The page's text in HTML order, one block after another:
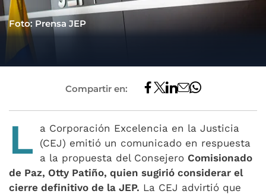
Foto: Prensa JEP
Compartir en:
L
a Corporación Excelencia en la Justicia
(CEJ) emitió un comunicado en respuesta
a la propuesta del Consejero Comisionado
de Paz, Otty Patiño, quien sugirió considerar el
cierre definitivo de la JEP. La CEJ advirtió que